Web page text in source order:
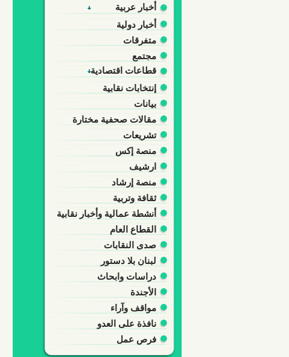
أخبار عربية
أخبار دولية
متفرقات
مجتمع
قطاعات اقتصادية
إنتخابات نقابية
بيانات
مقالات صحفية مختارة
تشريعات
منصة إكس
ارشيف
منصة إرشاد
ثقافة وتربية
أنشطة عمالية وأخبار نقابية
القطاع العام
صدى النقابات
لبنان بلا دستور
دراسات وابحاث
الأجندة
مواقف وآراء
نافذة على العدو
فرص عمل